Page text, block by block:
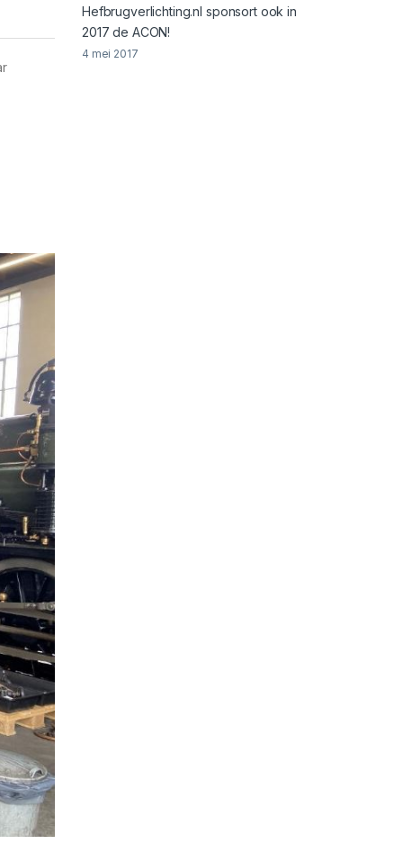
Hefbrugverlichting.nl sponsort ook in
2017 de ACON!
4 mei 2017